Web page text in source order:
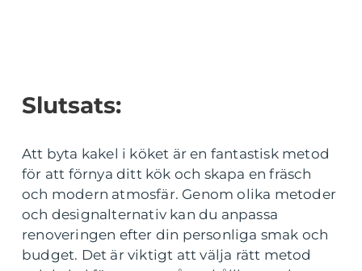
Slutsats:
Att byta kakel i köket är en fantastisk metod
för att förnya ditt kök och skapa en fräsch
och modern atmosfär. Genom olika metoder
och designalternativ kan du anpassa
renoveringen efter din personliga smak och
budget. Det är viktigt att välja rätt metod